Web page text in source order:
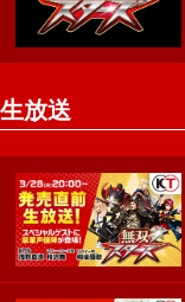
生放送